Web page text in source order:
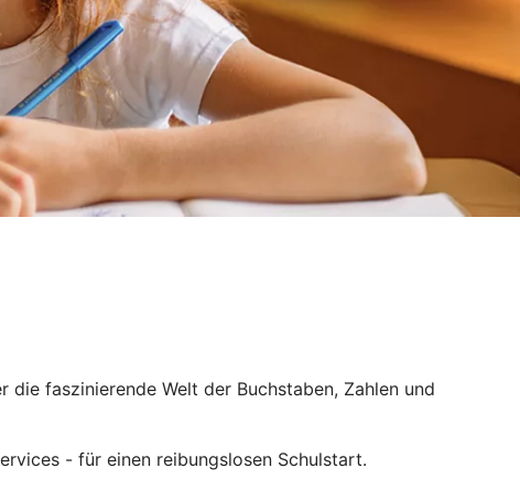
faszinierende Welt der Buchstaben, Zahlen und
- für einen reibungslosen Schulstart.